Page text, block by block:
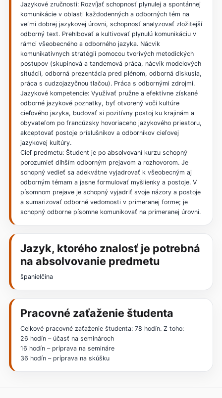
Jazykové zručnosti: Rozvíjať schopnosť plynulej a spontánnej
komunikácie v oblasti každodenných a odborných tém na
veľmi dobrej jazykovej úrovni, schopnosť analyzovať zložitejší
odborný text. Prehlbovať a kultivovať plynulú komunikáciu v
rámci všeobecného a odborného jazyka. Nácvik
komunikatívnych stratégií pomocou tvorivých metodických
postupov (skupinová a tandemová práca, nácvik modelových
situácií, odborná prezentácia pred plénom, odborná diskusia,
práca s cudzojazyčnou tlačou). Práca s odbornými zdrojmi.
Jazykové kompetencie: Využívať pružne a efektívne získané
odborné jazykové poznatky, byť otvorený voči kultúre
cieľového jazyka, budovať si pozitívny postoj ku krajinám a
obyvateľom po francúzsky hovoriaceho jazykového priestoru,
akceptovať postoje príslušníkov a odborníkov cieľovej
jazykovej kultúry.
Cieľ predmetu: Študent je po absolvovaní kurzu schopný
porozumieť dlhším odborným prejavom a rozhovorom. Je
schopný vedieť sa adekvátne vyjadrovať k všeobecným aj
odborným témam a jasne formulovať myšlienky a postoje. V
písomnom prejave je schopný vyjadriť svoje názory a postoje
a sumarizovať odborné vedomosti v primeranej forme; je
schopný odborne písomne komunikovať na primeranej úrovni.
Jazyk, ktorého znalosť je potrebná
na absolvovanie predmetu
španielčina
Pracovné zaťaženie študenta
Celkové pracovné zaťaženie študenta: 78 hodín. Z toho:
26 hodín – účasť na seminároch
16 hodín – príprava na semináre
36 hodín – príprava na skúšku